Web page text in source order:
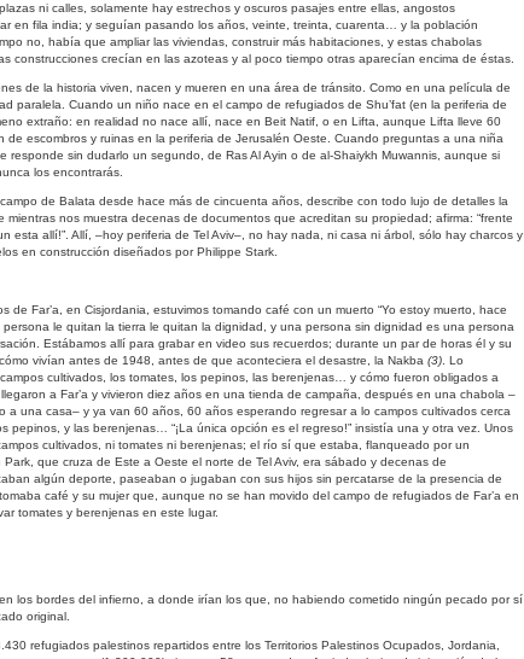
ni calles, solamente hay estrechos y oscuros pasajes entre ellas, angostos
en fila india; y seguían pasando los años, veinte, treinta, cuarenta… y la población
no, había que ampliar las viviendas, construir más habitaciones, y estas chabolas
construcciones crecían en las azoteas y al poco tiempo otras aparecían encima de éstas.
de la historia viven, nacen y mueren en una área de tránsito. Como en una película de
paralela. Cuando un niño nace en el campo de refugiados de Shu’fat (en la periferia de
extraño: en realidad no nace allí, nace en Beit Natif, o en Lifta, aunque Lifta lleve 60
de escombros y ruinas en la periferia de Jerusalén Oeste. Cuando preguntas a una niña
responde sin dudarlo un segundo, de Ras Al Ayin o de al-Shaiykh Muwannis, aunque si
los encontrarás.
de Balata desde hace más de cincuenta años, describe con todo lujo de detalles la
mientras nos muestra decenas de documentos que acreditan su propiedad; afirma: “frente
esta allí!”. Allí, –hoy periferia de Tel Aviv–, no hay nada, ni casa ni árbol, sólo hay charcos y
en construcción diseñados por Philippe Stark.
de Far’a, en Cisjordania, estuvimos tomando café con un muerto “Yo estoy muerto, hace
le quitan la tierra le quitan la dignidad, y una persona sin dignidad es una persona
Estábamos allí para grabar en video sus recuerdos; durante un par de horas él y su
vivían antes de 1948, antes de que aconteciera el desastre, la Nakba (3) . Lo
cultivados, los tomates, los pepinos, las berenjenas… y cómo fueron obligados a
a Far’a y vivieron diez años en una tienda de campaña, después en una chabola –
a una casa– y ya van 60 años, 60 años esperando regresar a lo campos cultivados cerca
pepinos, y las berenjenas… “¡La única opción es el regreso!” insistía una y otra vez. Unos
cultivados, ni tomates ni berenjenas; el río sí que estaba, flanqueado por un
que cruza de Este a Oeste el norte de Tel Aviv, era sábado y decenas de
algún deporte, paseaban o jugaban con sus hijos sin percatarse de la presencia de
café y su mujer que, aunque no se han movido del campo de refugiados de Far’a en
tomates y berenjenas en este lugar.
los bordes del infierno, a donde irían los que, no habiendo cometido ningún pecado por sí
original.
refugiados palestinos repartidos entre los Territorios Palestinos Ocupados, Jordania,